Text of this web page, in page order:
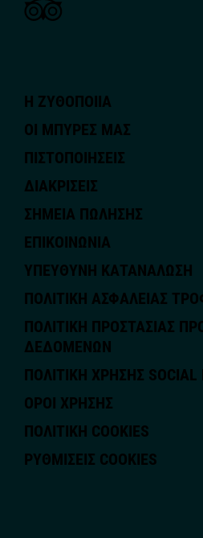
Η ΖΥΘΟΠΟΙΙΑ
ΟΙ ΜΠΥΡΕΣ ΜΑΣ
ΠΙΣΤΟΠΟΙΗΣΕΙΣ
ΔΙΑΚΡΙΣΕΙΣ
ΣΗΜΕΙΑ ΠΩΛΗΣΗΣ
ΕΠΙΚΟΙΝΩΝΙΑ
ΥΠΕΥΘΥΝΗ ΚΑΤΑΝΑΛΩΣΗ
ΠΟΛΙΤΙΚΗ ΑΣΦΑΛΕΙΑΣ
ΠΟΛΙΤΙΚΗ ΠΡΟΣΤΑΣΙΑΣ
ΔΕΔΟΜΕΝΩΝ
ΠΟΛΙΤΙΚΗ ΧΡΗΣΗΣ SOCIAL
ΟΡΟΙ ΧΡΗΣΗΣ
ΠΟΛΙΤΙΚΗ COOKIES
ΡΥΘΜΊΣΕΙΣ COOKIES